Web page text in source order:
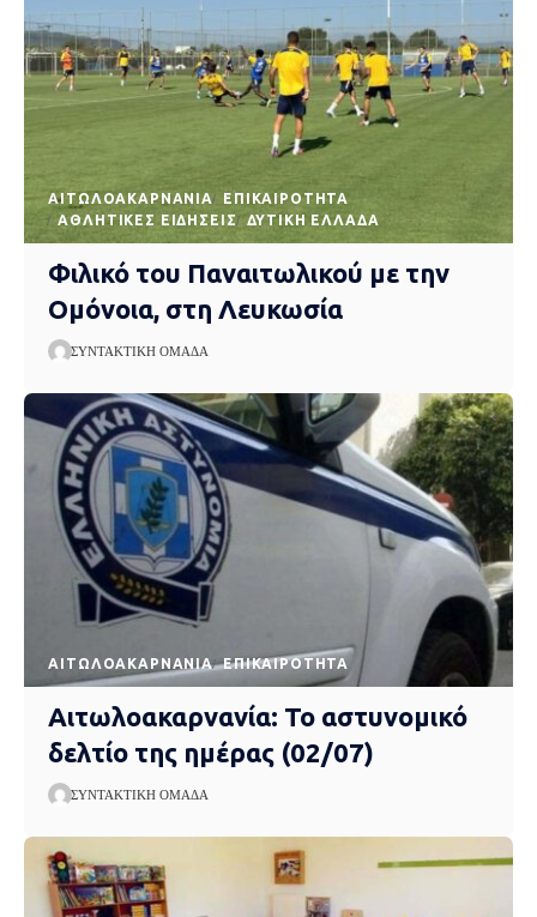
AΙΤΩΛΟΑΚΑΡΝΑΝΊΑ
EΠΙΚΑΙΡΌΤΗΤΑ
ΑΘΛΗΤΙΚΈΣ ΕΙΔΉΣΕΙΣ
ΔΥΤΙΚΉ ΕΛΛΆΔΑ
Φιλικό του Παναιτωλικού με την
Ομόνοια, στη Λευκωσία
ΣΥΝΤΑΚΤΙΚΉ ΟΜΆΔΑ
AΙΤΩΛΟΑΚΑΡΝΑΝΊΑ EΠΙΚΑΙΡΌΤΗΤΑ
Αιτωλοακαρνανία: Το αστυνομικό
δελτίο της ημέρας (02/07)
ΣΥΝΤΑΚΤΙΚΉ ΟΜΆΔΑ